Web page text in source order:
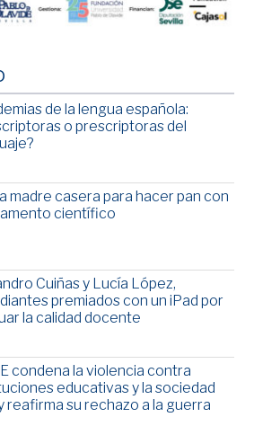
de la lengua española:
o prescriptoras del
madre casera para hacer pan con
científico
Cuiñas y Lucía López,
premiados con un iPad por
la calidad docente
condena la violencia contra
educativas y la sociedad
reafirma su rechazo a la guerra